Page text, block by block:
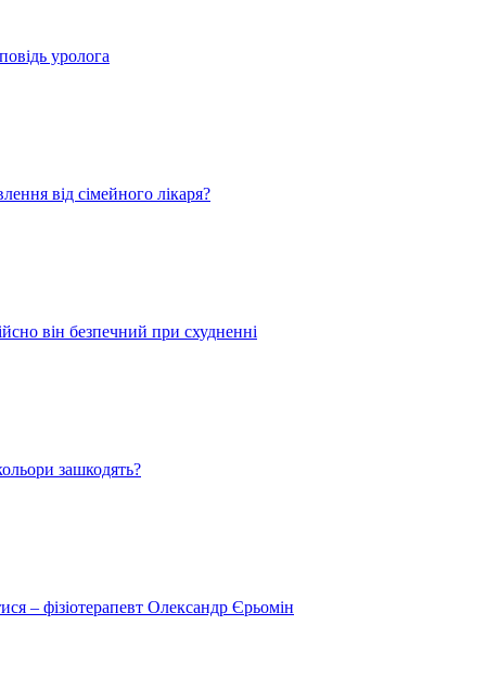
уролога
від сімейного лікаря?
він безпечний при схудненні
зашкодять?
– фізіотерапевт Олександр Єрьомін